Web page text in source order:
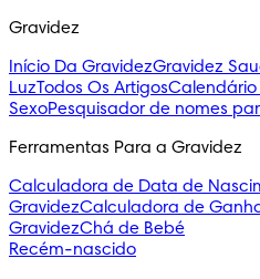
Gravidez
Início Da GravidezGravidez
LuzTodos Os ArtigosCalendário
SexoPesquisador de nomes
Ferramentas Para a Gravidez
Calculadora de Data de
GravidezCalculadora de
GravidezChá de Bebé
Recém-nascido